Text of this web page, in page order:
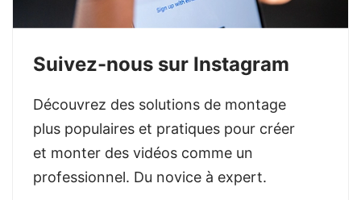
Suivez-nous sur Instagram
Découvrez des solutions de montage
plus populaires et pratiques pour créer
et monter des vidéos comme un
professionnel. Du novice à expert.